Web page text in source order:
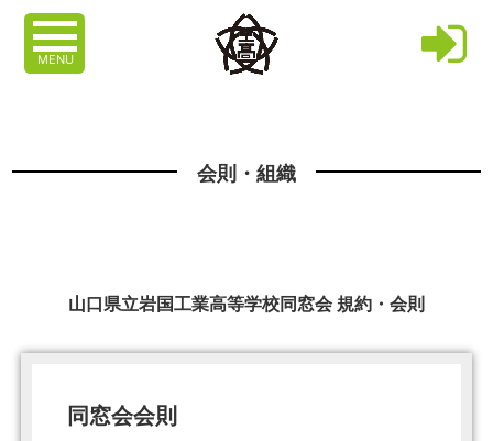
MENU
会則・組織
山口県立岩国工業高等学校同窓会 規約・会則
同窓会会則